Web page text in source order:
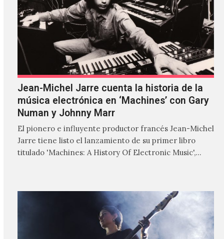
Jean-Michel Jarre cuenta la historia de la
música electrónica en ‘Machines’ con Gary
Numan y Johnny Marr
El pionero e influyente productor francés Jean-Michel
Jarre tiene listo el lanzamiento de su primer libro
titulado 'Machines: A History Of Electronic Music',